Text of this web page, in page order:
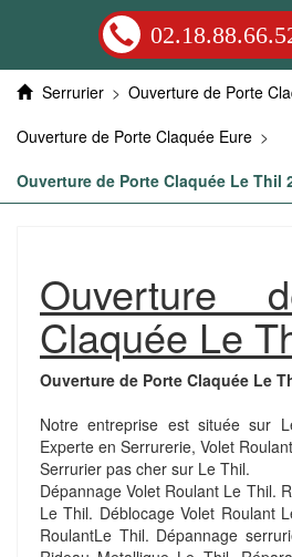
Serrurier > Ouverture de Porte
Ouverture de Porte Claquée Eure >
Ouverture de Porte Claquée Le Thil
Ouverture
Claquée Le
Ouverture de Porte Claquée Le
Notre entreprise est située sur
Experte en Serrurerie, Volet
Serrurier pas cher sur Le Thil.
Dépannage Volet Roulant Le Thil.
Le Thil. Déblocage Volet Roulant
RoulantLe Thil. Dépannage